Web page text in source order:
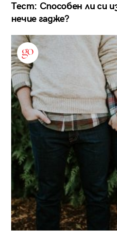
Тест: Способен ли си
нечие гадже?